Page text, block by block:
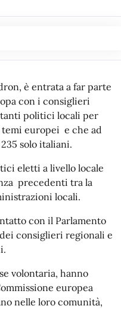
è entrata a far parte
con i consiglieri
politici locali per
europei e che ad
solo italiani.
eletti a livello locale
precedenti tra la
locali.
con il Parlamento
consiglieri regionali e
volontaria, hanno
europea
nelle loro comunità,